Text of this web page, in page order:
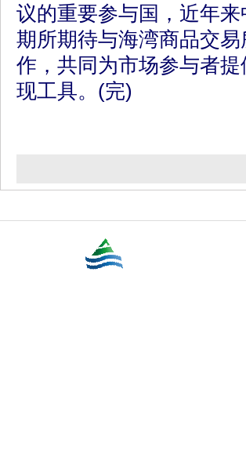
议的重要参与国，近年
期所期待与海湾商品交
作，共同为市场参与者
现工具。(完)